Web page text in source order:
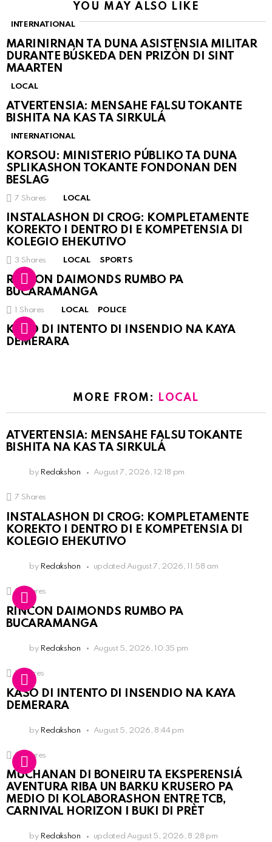
YOU MAY ALSO LIKE
INTERNATIONAL
MARINIRNAN TA DUNA ASISTENSIA MILITAR
DURANTE BÚSKEDA DEN PRIZÒN DI SINT
MAARTEN
LOCAL
ATVERTENSIA: MENSAHE FALSU TOKANTE
BISHITA NA KAS TA SIRKULÁ
INTERNATIONAL
KORSOU: MINISTERIO PÚBLIKO TA DUNA
SPLIKASHON TOKANTE FONDONAN DEN
BESLAG
7 Shares LOCAL
INSTALASHON DI CROG: KOMPLETAMENTE
KOREKTO I DENTRO DI E KOMPETENSIA DI
KOLEGIO EHEKUTIVO
3 Shares LOCAL SPORTS
RINCON DAIMONDS RUMBO PA
BUCARAMANGA
1 Shares LOCAL POLICE
KASO DI INTENTO DI INSENDIO NA KAYA
DEMERARA
MORE FROM: LOCAL
ATVERTENSIA: MENSAHE FALSU TOKANTE
BISHITA NA KAS TA SIRKULÁ
by Redakshon August 7, 2026, 12:18 pm
7 Shares
INSTALASHON DI CROG: KOMPLETAMENTE
KOREKTO I DENTRO DI E KOMPETENSIA DI
KOLEGIO EHEKUTIVO
by Redakshon updated August 7, 2026, 11:58 am
3 Shares
RINCON DAIMONDS RUMBO PA
BUCARAMANGA
by Redakshon August 5, 2026, 10:35 pm
1 Shares
KASO DI INTENTO DI INSENDIO NA KAYA
DEMERARA
by Redakshon August 5, 2026, 8:44 pm
3 Shares
MUCHANAN DI BONEIRU TA EKSPERENSIÁ
AVENTURA RIBA UN BARKU KRUSERO PA
MEDIO DI KOLABORASHON ENTRE TCB,
CARNIVAL HORIZON I BUKI DI PRÈT
by Redakshon updated August 5, 2026, 8:28 pm